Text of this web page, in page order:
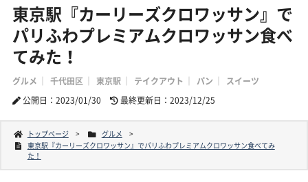
東京駅『カーリーズクロワッサン』で
パリふわプレミアムクロワッサン食べ
てみた！
グルメ 千代田区 東京駅 テイクアウト パン
スイーツ
公開日：2023/01/30
最終更新日：2023/12/25
トップページ
グルメ
東京駅『カーリーズクロワッサン』でパリふわプレミアムクロワッサン食べてみ
た！